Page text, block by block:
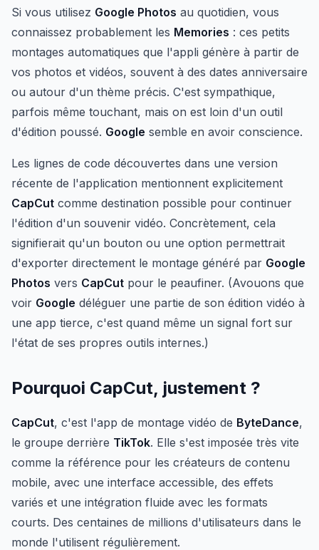
Si vous utilisez Google Photos au quotidien, vous
connaissez probablement les Memories : ces petits
montages automatiques que l'appli génère à partir de
vos photos et vidéos, souvent à des dates anniversaire
ou autour d'un thème précis. C'est sympathique,
parfois même touchant, mais on est loin d'un outil
d'édition poussé. Google semble en avoir conscience.
Les lignes de code découvertes dans une version
récente de l'application mentionnent explicitement
CapCut comme destination possible pour continuer
l'édition d'un souvenir vidéo. Concrètement, cela
signifierait qu'un bouton ou une option permettrait
d'exporter directement le montage généré par Google
Photos vers CapCut pour le peaufiner. (Avouons que
voir Google déléguer une partie de son édition vidéo à
une app tierce, c'est quand même un signal fort sur
l'état de ses propres outils internes.)
Pourquoi CapCut, justement ?
CapCut, c'est l'app de montage vidéo de ByteDance,
le groupe derrière TikTok. Elle s'est imposée très vite
comme la référence pour les créateurs de contenu
mobile, avec une interface accessible, des effets
variés et une intégration fluide avec les formats
courts. Des centaines de millions d'utilisateurs dans le
monde l'utilisent régulièrement.